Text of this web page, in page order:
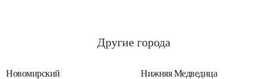
Другие города
Новoмирский Нижняя Медведица